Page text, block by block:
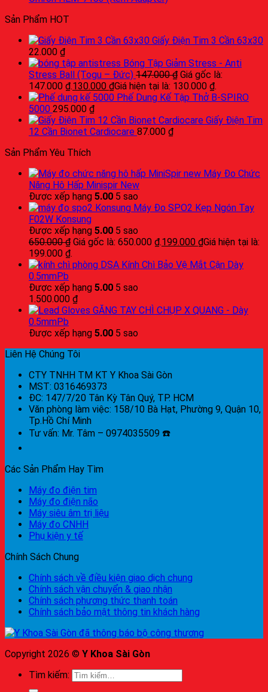
Sản Phẩm HOT
Giấy Điện Tim 3 Cần 63x30
22.000 ₫
Bóng Tập Giảm Stress - Anti
Stress Ball (Togu – Đức) 147.000₫ Giá gốc là:
147.000 ₫.130.000 ₫Giá hiện tại là: 130.000 ₫.
Phế Dung Kế Tập Thở B-SPIRO
5000 295.000 ₫
Giấy Điện Tim
12 Cần Bionet Cardiocare 87.000 ₫
Sản Phẩm Yêu Thích
Máy Đo Chức
Năng Hô Hấp Minispir New
Được xếp hạng 5.00 5 sao
Máy Đo SPO2 Kẹp Ngón Tay
F02W Konsung
Được xếp hạng 5.00 5 sao
650.000₫ Giá gốc là: 650.000 ₫.199.000 ₫Giá hiện tại là:
199.000 ₫.
Kính Chì Bảo Vệ Mắt Cận Dày
0.5mmPb
Được xếp hạng 5.00 5 sao
1.500.000 ₫
GĂNG TAY CHÌ CHỤP X QUANG - Dày
0.5mmPb
Được xếp hạng 5.00 5 sao
Liên Hệ Chúng Tôi
CTY TNHH TM KT Y Khoa Sài Gòn
MST: 0316469373
ĐC: 147/7/20 Tân Kỳ Tân Quý, TP. HCM
Văn phòng làm việc: 158/10 Bà Hạt, Phường 9, Quận 10,
Tp.Hồ Chí Minh
Tư vấn: Mr. Tâm – 0974035509 ☎️
Các Sản Phẩm Hay Tìm
Máy đo điện tim
Máy đo điện não
Máy siêu âm trị liệu
Máy đo CNHH
Phụ kiện y tế
Chính Sách Chung
Chính sách về điều kiện giao dịch chung
Chính sách vận chuyển & giao nhận
Chính sách phương thức thanh toán
Chính sách bảo mật thông tin khách hàng
Copyright 2026 © Y Khoa Sài Gòn
Tìm kiếm: